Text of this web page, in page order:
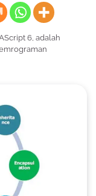
6, adalah